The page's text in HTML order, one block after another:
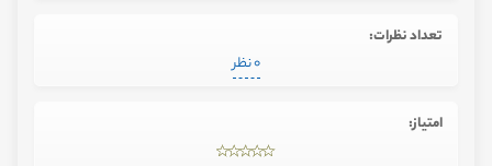
تعداد نظرات:
0 نظر
امتیاز: